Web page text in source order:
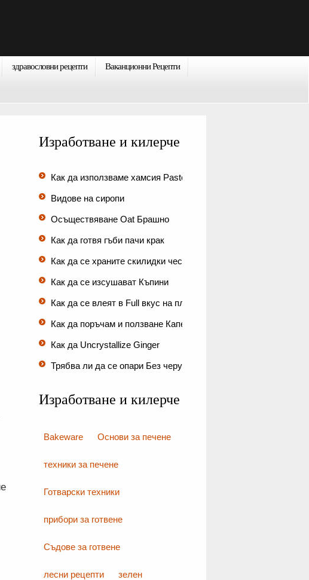
здравословни рецепти Ваканционни Рецепти
Изработване и килерче
Как да използваме хамсия Paste
Видове на сиропи
Осъществяване Oat Брашно
Как да готвя гъби пачи крак
Как да се храните скилидки чесън
Как да се изсушават Къпини
Как да се влеят в Full вкус на плодо…
Как да поръчам и ползване Каперси…
Как да Uncrystallize Ginger
Трябва ли да се опари Без черупки…
Изработване и килерче
Bakeware Основи за печене
техники за печене
Готварски техники
прибори за готвене
Съдове за готвене
лесни рецепти зелен